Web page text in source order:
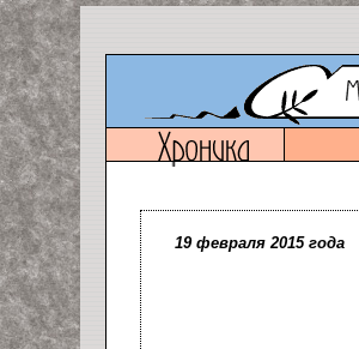
19 февраля 2015 года